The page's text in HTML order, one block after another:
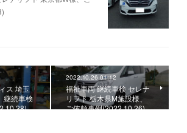
ス 埼玉
継続車検
2022.10.26 01:12
福祉車両 継続車検 セレナ
リフト 栃木県M施設様、
ご依頼事例(2022.10.26)